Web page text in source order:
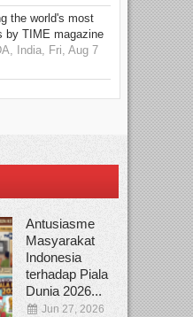
the world's most
by TIME magazine
India, Fri, Aug 7
Antusiasme
Masyarakat
Indonesia
terhadap Piala
Dunia 2026...
Jun 27, 2026